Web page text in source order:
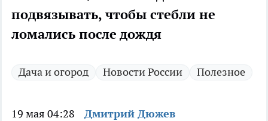
подвязывать, чтобы стебли не
ломались после дождя
Дача и огород Новости России Полезное
19 мая 04:28 Дмитрий Дюжев